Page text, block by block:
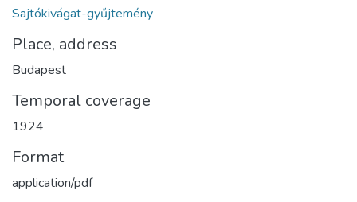
Sajtókivágat-gyűjtemény
Place, address
Budapest
Temporal coverage
1924
Format
application/pdf